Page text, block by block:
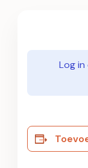
Log